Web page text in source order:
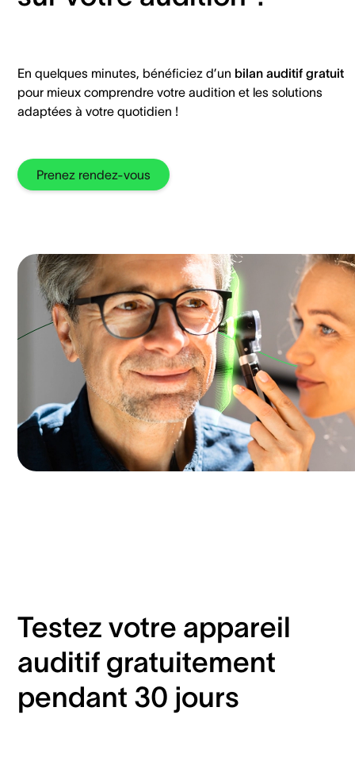
En quelques minutes, bénéficiez d’un bilan auditif gratuit
pour mieux comprendre votre audition et les solutions
adaptées à votre quotidien !
Prenez rendez-vous
Testez votre appareil
auditif gratuitement
pendant 30 jours